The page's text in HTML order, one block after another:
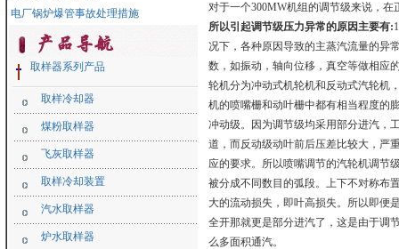
电厂锅炉爆管事故处理措施
取样器系列产品
取样冷却器
煤粉取样器
飞灰取样器
取样冷却装置
汽水取样器
炉水取样器
对于一个300MW机组的调节级来说，
所以引起调节级压力异常的原因主要有:
况下，各种原因导致的主蒸汽流量的异
数，如振动，轴向位移，真空等做相应
轮机分为冲动式机轮机和反动式汽轮机
机的喷嘴栅和动叶栅中都有相当程度的
冲动级。因为调节级均采用部分进汽，
道，而反动级动叶前后压差比较大，严
应的要求。所以喷嘴调节的汽轮机调节
被分成不同数目的弧段。上下不对称布
大的流动损失，即叶高损失。所以即便
全开那就更是部分进汽了，这是由于调
么多面积通汽。